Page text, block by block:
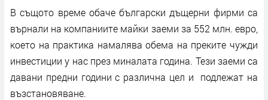
В същото време обаче български дъщерни фирми са
върнали на компаниите майки заеми за 552 млн. евро,
което на практика намалява обема на преките чужди
инвестиции у нас през миналата година. Тези заеми са
давани предни години с различна цел и подлежат на
възстановяване.